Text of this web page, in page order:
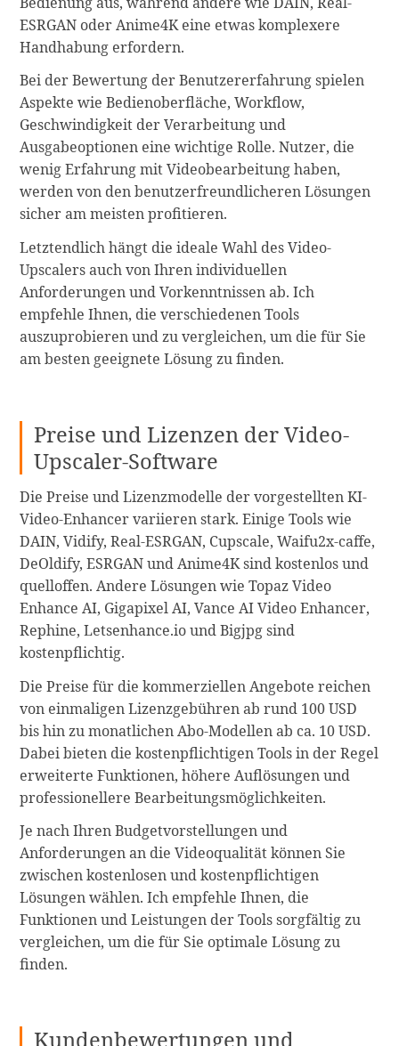
ESRGAN oder Anime4K eine etwas komplexere
Handhabung erfordern.
Bei der Bewertung der Benutzererfahrung spielen
Aspekte wie Bedienoberfläche, Workflow,
Geschwindigkeit der Verarbeitung und
Ausgabeoptionen eine wichtige Rolle. Nutzer, die
wenig Erfahrung mit Videobearbeitung haben,
werden von den benutzerfreundlicheren Lösungen
sicher am meisten profitieren.
Letztendlich hängt die ideale Wahl des Video-
Upscalers auch von Ihren individuellen
Anforderungen und Vorkenntnissen ab. Ich
empfehle Ihnen, die verschiedenen Tools
auszuprobieren und zu vergleichen, um die für Sie
am besten geeignete Lösung zu finden.
Preise und Lizenzen der Video-
Upscaler-Software
Die Preise und Lizenzmodelle der vorgestellten KI-
Video-Enhancer variieren stark. Einige Tools wie
DAIN, Vidify, Real-ESRGAN, Cupscale, Waifu2x-caffe,
DeOldify, ESRGAN und Anime4K sind kostenlos und
quelloffen. Andere Lösungen wie Topaz Video
Enhance AI, Gigapixel AI, Vance AI Video Enhancer,
Rephine, Letsenhance.io und Bigjpg sind
kostenpflichtig.
Die Preise für die kommerziellen Angebote reichen
von einmaligen Lizenzgebühren ab rund 100 USD
bis hin zu monatlichen Abo-Modellen ab ca. 10 USD.
Dabei bieten die kostenpflichtigen Tools in der Regel
erweiterte Funktionen, höhere Auflösungen und
professionellere Bearbeitungsmöglichkeiten.
Je nach Ihren Budgetvorstellungen und
Anforderungen an die Videoqualität können Sie
zwischen kostenlosen und kostenpflichtigen
Lösungen wählen. Ich empfehle Ihnen, die
Funktionen und Leistungen der Tools sorgfältig zu
vergleichen, um die für Sie optimale Lösung zu
finden.
Kundenbewertungen und